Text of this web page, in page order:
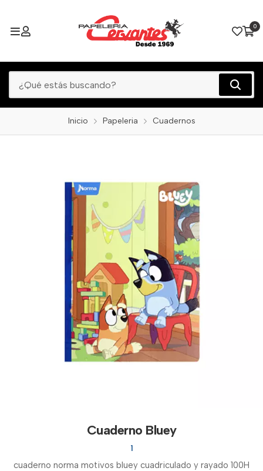
0
Inicio Papeleria Cuadernos
Cuaderno Bluey
1
cuaderno norma motivos bluey cuadriculado y rayado 100H